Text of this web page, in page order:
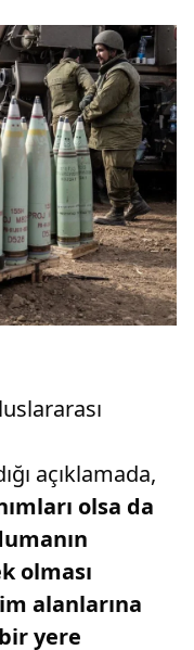
açıklamada,
olsa da
olması
alanlarına
yere